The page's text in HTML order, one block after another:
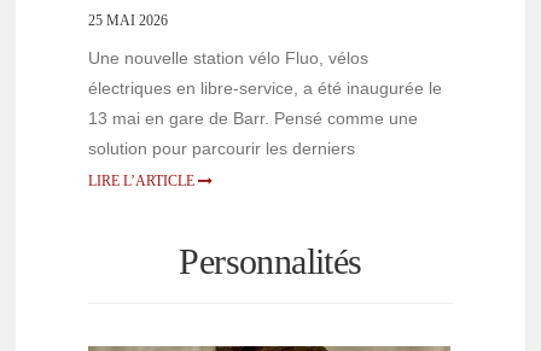
25 MAI 2026
Une nouvelle station vélo Fluo, vélos
électriques en libre-service, a été inaugurée le
13 mai en gare de Barr. Pensé comme une
solution pour parcourir les derniers
LIRE L’ARTICLE
Personnalités